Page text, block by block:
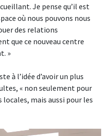
Je pense qu’il est
où nous pouvons nous
des relations
que ce nouveau centre
»
à l’idée d’avoir un plus
« non seulement pour
mais aussi pour les